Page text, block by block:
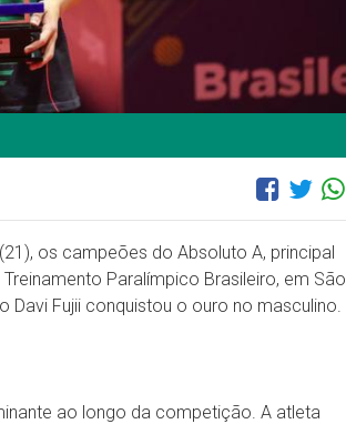
os campeões do Absoluto A, principal
Paralímpico Brasileiro, em São
Davi Fujii conquistou o ouro no masculino.
ao longo da competição. A atleta